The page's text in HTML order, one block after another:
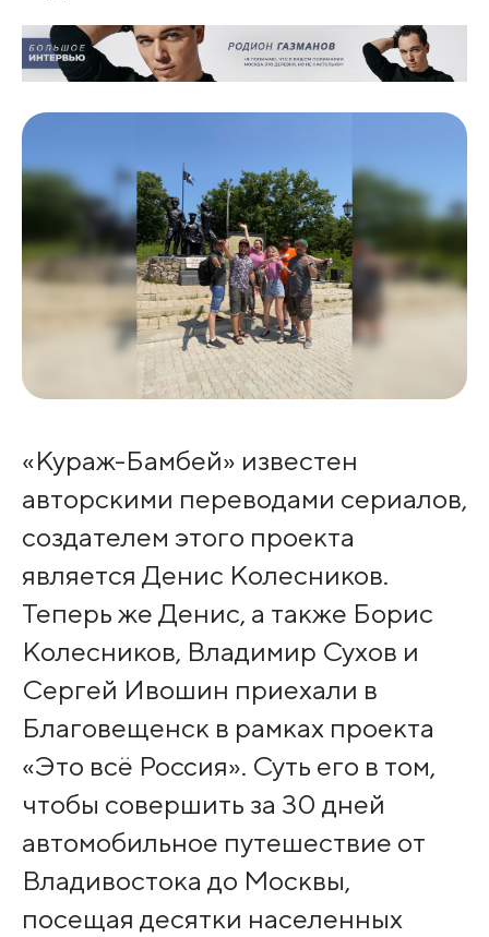
«Кураж-Бамбей» известен
авторскими переводами сериалов,
создателем этого проекта
является Денис Колесников.
Теперь же Денис, а также Борис
Колесников, Владимир Сухов и
Сергей Ивошин приехали в
Благовещенск в рамках проекта
«Это всё Россия». Суть его в том,
чтобы совершить за 30 дней
автомобильное путешествие от
Владивостока до Москвы,
посещая десятки населенных